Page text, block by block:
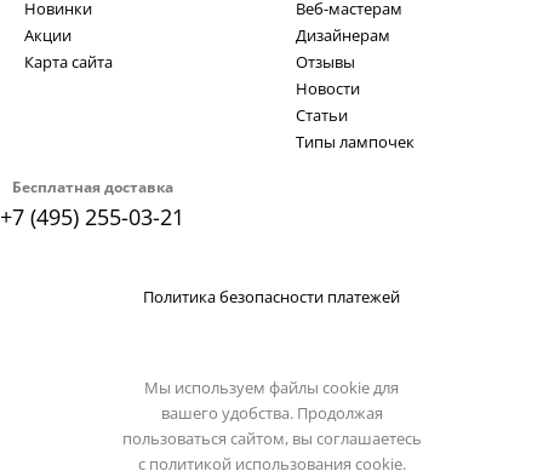
Бесплатная доставка
+7 (495) 255-03-21
Новинки
Акции
Карта сайта
Веб-мастерам
Дизайнерам
Отзывы
Новости
Статьи
Типы лампочек
Политика безопасности платежей
Мы используем файлы cookie для
вашего удобства. Продолжая
пользоваться сайтом, вы соглашаетесь
с политикой использования cookie.